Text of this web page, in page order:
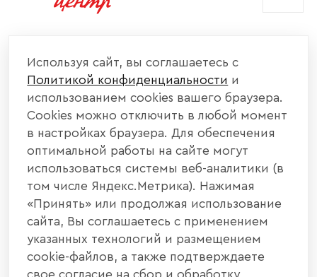
КАТАЛОГ МЕБЕЛИ
ИНФОРМАЦИЯ
НАШИ КОНТАКТЫ
+7 800 700 20 58
440004, г. Пенза, ул. Рябова, д. 31
Используя сайт, вы соглашаетесь с
Политикой конфиденциальности и
использованием cookies вашего браузера.
Cookies можно отключить в любой момент
в настройках браузера. Для обеспечения
оптимальной работы на сайте могут
использоваться системы веб-аналитики (в
том числе Яндекс.Метрика). Нажимая
«Принять» или продолжая использование
сайта, Вы соглашаетесь с применением
указанных технологий и размещением
cookie-файлов, а также подтверждаете